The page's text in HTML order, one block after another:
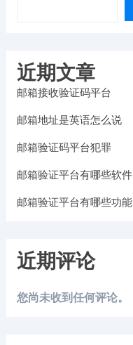
近期文章
邮箱接收验证码平台
邮箱地址是英语怎么说
邮箱验证码平台犯罪
邮箱验证平台有哪些软件
邮箱验证平台有哪些功能
近期评论
您尚未收到任何评论。